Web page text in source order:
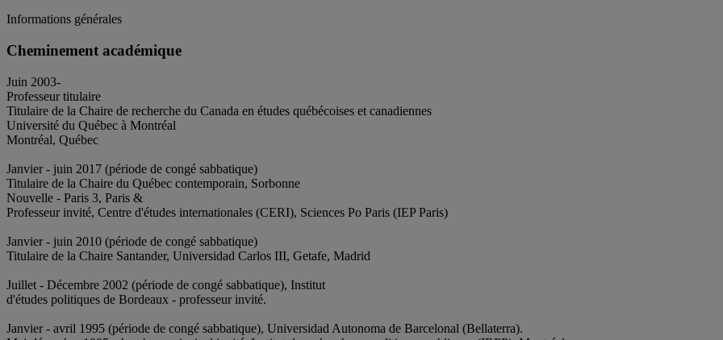
Informations générales
Cheminement académique
Juin 2003-
Professeur titulaire
Titulaire de la Chaire de recherche du Canada en études québécoises et canadiennes
Université du Québec à Montréal
Montréal, Québec
Janvier - juin 2017 (période de congé sabbatique)
Titulaire de la Chaire du Québec contemporain, Sorbonne
Nouvelle - Paris 3, Paris &
Professeur invité, Centre d'études internationales (CERI), Sciences Po Paris (IEP Paris)
Janvier - juin 2010 (période de congé sabbatique)
Titulaire de la Chaire Santander, Universidad Carlos III, Getafe, Madrid
Juillet - Décembre 2002 (période de congé sabbatique), Institut
d'études politiques de Bordeaux - professeur invité.
Janvier - avril 1995 (période de congé sabbatique), Universidad Autonoma de Barcelonal (Bellaterra).